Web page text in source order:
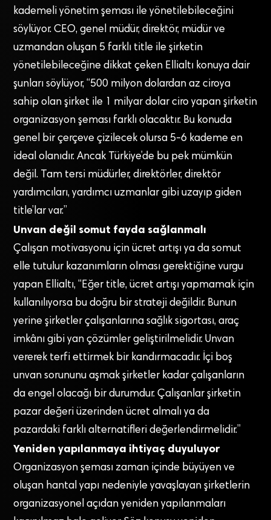
kademeli yönetim şeması ile yönetilebileceğini
söylüyor. CEO, genel müdür, direktör, müdür ve
uzmandan oluşan 5 farklı title ile şirketin
yönetilebileceğine dikkat çeken Ellialtı konuya dair
şunları söylüyor, “500 milyon dolardan az ciroya
sahip olan şirket ile 1 milyar dolar ciro yapan şirketin
organizasyon şeması farklı olacaktır. Bu konuda
genel bir çerçeve çizilecek olursa 5-6 kademe en
ideal olanıdır. Ancak Türkiye’de bu pek mümkün
değil. Tam tersi müdürler, direktörler, direktör
yardımcıları, yardımcı uzmanlar gibi uzayıp giden
title’lar var.”
Unvan değil somut fayda sağlanmalı
Çalışan motivasyonu için ücret artışı ya da somut
elle tutulur kazanımların olması gerektiğine vurgu
yapan Ellialtı, “Eğer title, ücret artışı yapmamak için
kullanılıyorsa bu doğru bir strateji değildir. Bunun
yerine şirketler çalışanlarına sağlık sigortası, araç
imkânı gibi yan çözümler geliştirilmelidir. Unvan
vererek terfi ettirmek bir kandırmacadır. İçi boş
unvan sorununu aşmak şirketler kadar çalışanların
da engel olacağı bir durumdur. Çalışanlar şirketin
pazar değeri üzerinden ücret almalı ya da
pazardaki farklı alternatifleri değerlendirmelidir.”
Yeniden yapılanmaya ihtiyaç duyuluyor
Organizasyon şeması zaman içinde büyüyen ve
oluşan hantal yapı nedeniyle yavaşlayan şirketlerin
organizasyonel açıdan yeniden yapılanmaları